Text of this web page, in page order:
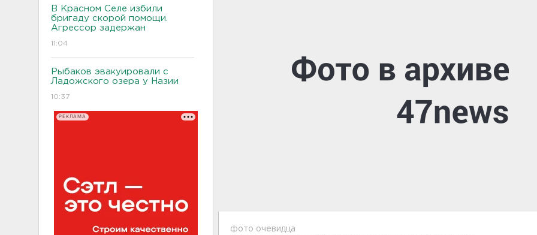
В Красном Селе избили
бригаду скорой помощи.
Агрессор задержан
11:04
Рыбаков эвакуировали с
Ладожского озера у Назии
10:37
РЕКЛАМА
фото очевидца